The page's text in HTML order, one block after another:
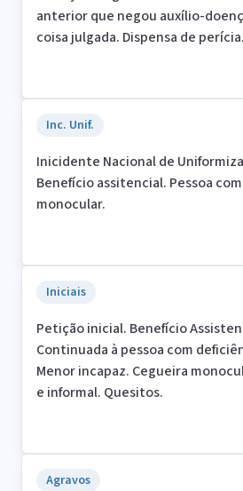
anterior que negou auxílio-
coisa julgada. Dispensa de perícia.
Inc. Unif.
Inicidente Nacional de
Benefício assitencial. Pessoa com
monocular.
Iniciais
Petição inicial. Benefício
Continuada à pessoa com
Menor incapaz. Cegueira
e informal. Quesitos.
Agravos